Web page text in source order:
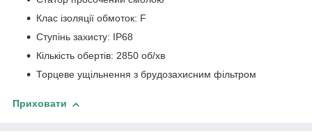
Клас ізоляції обмоток: F
Ступінь захисту: IP68
Кількість обертів: 2850 об/хв
Торцеве ущільнення з брудозахисним фільтром
Приховати